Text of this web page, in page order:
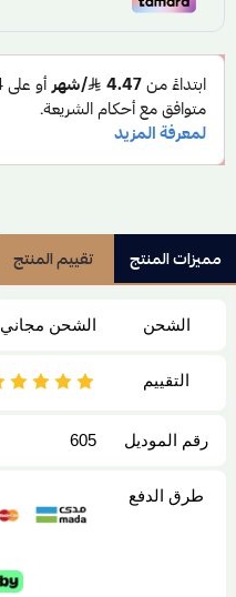
مميزات المنتج تقييم المنتج
الشحن الشحن مجاني
التقييم
رقم الموديل 605
طرق الدفع